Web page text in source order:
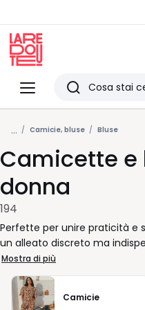
Menu
Redoute
Ricerca
Ultimi
articoli
visti
... Camicie, bluse Bluse
Camicette e
donna
194
Perfette per unire praticità e
un alleato discreto ma
quotidiano. In pochi secondi,
pantalone sartoriale in un
Grazie alla varietà di modelli
trovare la camicia che
Mostra di più
Camicie